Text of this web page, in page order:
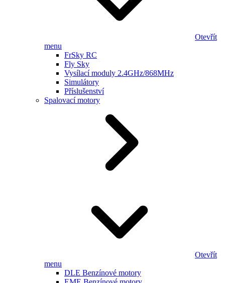
Otevřít
menu
FrSky RC
Fly Sky
Vysílací moduly 2.4GHz/868MHz
Simulátory
Příslušenství
Spalovací motory
Otevřít
menu
DLE Benzínové motory